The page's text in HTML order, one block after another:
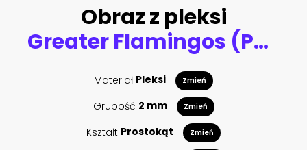
Obraz z pleksi
Greater Flamingos (Phoenicopterus roseus) Wading in Water, Saintes-Maries-de-la-Mer, Parc naturel regional de Camargue, France
Materiał Pleksi Zmień
Grubość 2 mm Zmień
Kształt Prostokąt Zmień